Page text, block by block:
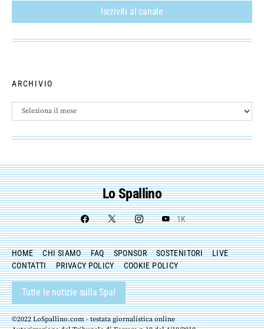
Iscriviti al canale
ARCHIVIO
Archivio
Lo Spallino
1K
HOME CHI SIAMO FAQ SPONSOR SOSTENITORI
LIVE
CONTATTI
PRIVACY POLICY COOKIE POLICY
Tutte le notizie sulla Spal
©2022 LoSpallino.com - testata giornalistica online